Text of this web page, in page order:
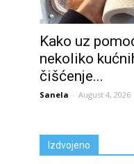
Kako uz
nekoliko
čišćenje...
Sanela - August 4, 2026
Izdvojeno